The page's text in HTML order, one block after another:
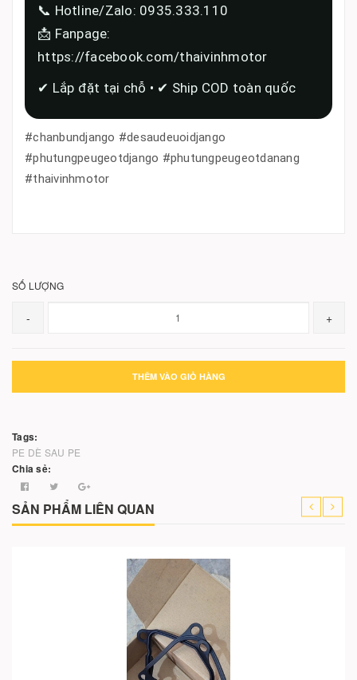
📞 Hotline/Zalo: 0935.333.110
📩 Fanpage:
https://facebook.com/thaivinhmotor
✔ Lắp đặt tại chỗ • ✔ Ship COD toàn quốc
#chanbundjango #desaudeuoidjango
#phutungpeugeotdjango #phutungpeugeotdanang
#thaivinhmotor
SỐ LƯỢNG
- +
THÊM VÀO GIỎ HÀNG
Tags:
PE DÈ SAU PE
Chia sẻ:
SẢN PHẨM LIÊN QUAN